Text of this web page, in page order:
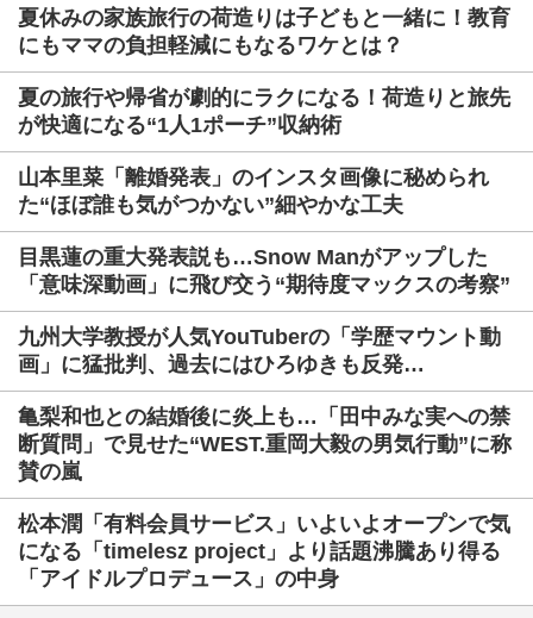
夏休みの家族旅行の荷造りは子どもと一緒に！教育
にもママの負担軽減にもなるワケとは？
夏の旅行や帰省が劇的にラクになる！荷造りと旅先
が快適になる“1人1ポーチ”収納術
山本里菜「離婚発表」のインスタ画像に秘められ
た“ほぼ誰も気がつかない”細やかな工夫
目黒蓮の重大発表説も…Snow Manがアップした
「意味深動画」に飛び交う“期待度マックスの考察”
九州大学教授が人気YouTuberの「学歴マウント動
画」に猛批判、過去にはひろゆきも反発…
亀梨和也との結婚後に炎上も…「田中みな実への禁
断質問」で見せた“WEST.重岡大毅の男気行動”に称
賛の嵐
松本潤「有料会員サービス」いよいよオープンで気
になる「timelesz project」より話題沸騰あり得る
「アイドルプロデュース」の中身